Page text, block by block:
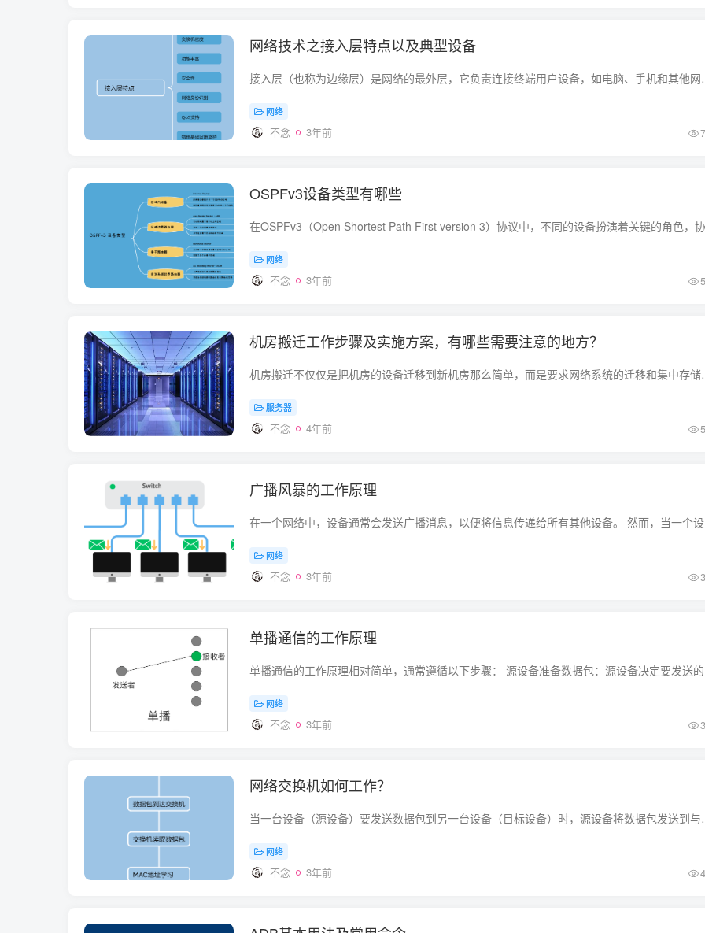
网络技术之接入层特点以及典型设备
接入层（也称为边缘层）是网络的最外层
网络
不念 3年前
OSPFv3设备类型有哪些
网络
不念 3年前
机房搬迁工作步骤及实施方案，有哪些需要注意的地方？
机房搬迁不仅仅是把机房的设备迁移到新
服务器
不念 4年前
广播风暴的工作原理
网络
不念 3年前
单播通信的工作原理
网络
不念 3年前
网络交换机如何工作？
当一台设备（源设备）要发送数据包到另
网络
不念 3年前